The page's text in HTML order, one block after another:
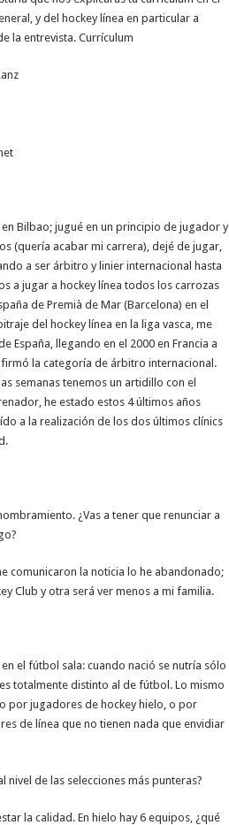
y del hockey línea en particular a
la entrevista. Currículum
Bilbao; jugué en un principio de jugador y
(quería acabar mi carrera), dejé de jugar,
a ser árbitro y linier internacional hasta
a jugar a hockey línea todos los carrozas
de Premià de Mar (Barcelona) en el
del hockey línea en la liga vasca, me
España, llegando en el 2000 en Francia a
la categoría de árbitro internacional.
semanas tenemos un artidillo con el
he estado estos 4 últimos años
a la realización de los dos últimos clínics
¿Vas a tener que renunciar a
comunicaron la noticia lo he abandonado;
Club y otra será ver menos a mi familia.
el fútbol sala: cuando nació se nutría sólo
totalmente distinto al de fútbol. Lo mismo
por jugadores de hockey hielo, o por
de línea que no tienen nada que envidiar
nivel de las selecciones más punteras?
la calidad. En hielo hay 6 equipos, ¿qué